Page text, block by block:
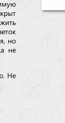
но
не
Не